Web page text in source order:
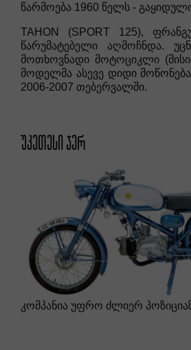
წარმოება 1960 წელს -
TAHON (SPORT 125),
წარუმატებელი აღმოჩნდა.
მოთხოვნადი მოტოციკლი (მისი
მოდელმა ასევე დიდი მოწონება
2006-2007 თებერვალში.
ᲣᲙᲔᲗᲔᲡᲘ ᲯᲔᲠ
კომპანია უფრო ძლიერ